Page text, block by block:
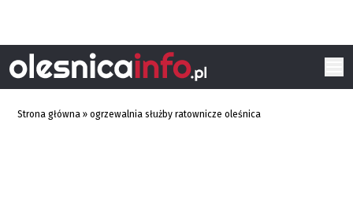
Strona główna »ogrzewalnia służby ratownicze oleśnica